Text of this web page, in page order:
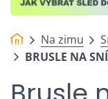
Na zimu
BRUSLE NA